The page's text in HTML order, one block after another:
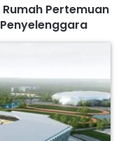
Pertemuan
Penyelenggara